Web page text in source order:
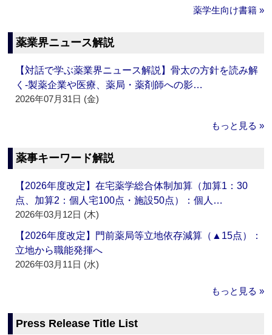
薬学生向け書籍 »
薬業界ニュース解説
【対話で学ぶ薬業界ニュース解説】骨太の方針を読み解
く‐製薬企業や医療、薬局・薬剤師への影…
2026年07月31日 (金)
もっと見る »
薬事キーワード解説
【2026年度改定】在宅薬学総合体制加算（加算1：30
点、加算2：個人宅100点・施設50点）：個人…
2026年03月12日 (木)
【2026年度改定】門前薬局等立地依存減算（▲15点）：
立地から職能発揮へ
2026年03月11日 (水)
もっと見る »
Press Release Title List